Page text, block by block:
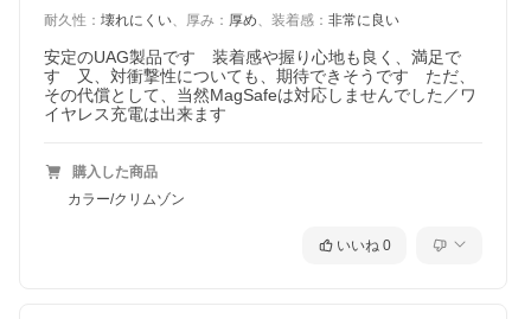
5層構造が特徴の保護ケースで耐衝撃性能はUAGの中でもトップク
ラス。また、人間工学に基づいた設計で操作時の使いやすさも追
及。あなたのデバイスをグレードアップさせます。
製品情報
■ハンドクラフト軽量構造
■プレミアム素材採用
■ソフトインパクトレジスタントコア
■トラクショングリップ
耐久性 ： 壊れにくい、 厚み ： 厚め、 装着感 ： 非常に良い
安定のUAG製品です　装着感や握り心地も良く、満足で
す　又、対衝撃性についても、期待できそうです　ただ、
その代償として、当然MagSafeは対応しませんでした／ワ
イヤレス充電は出来ます
購入した商品
カラー/クリムゾン
いいね 0